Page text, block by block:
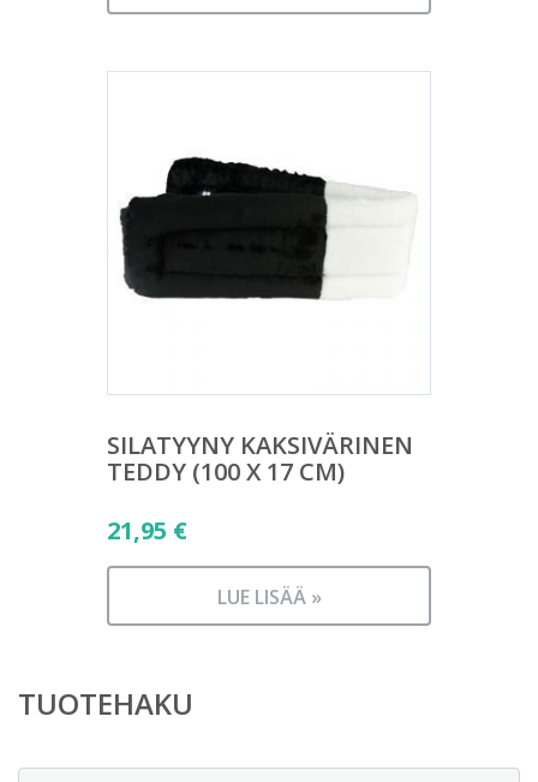
SILATYYNY KAKSIVÄRINEN
TEDDY (100 X 17 CM)
21,95 €
LUE LISÄÄ »
TUOTEHAKU